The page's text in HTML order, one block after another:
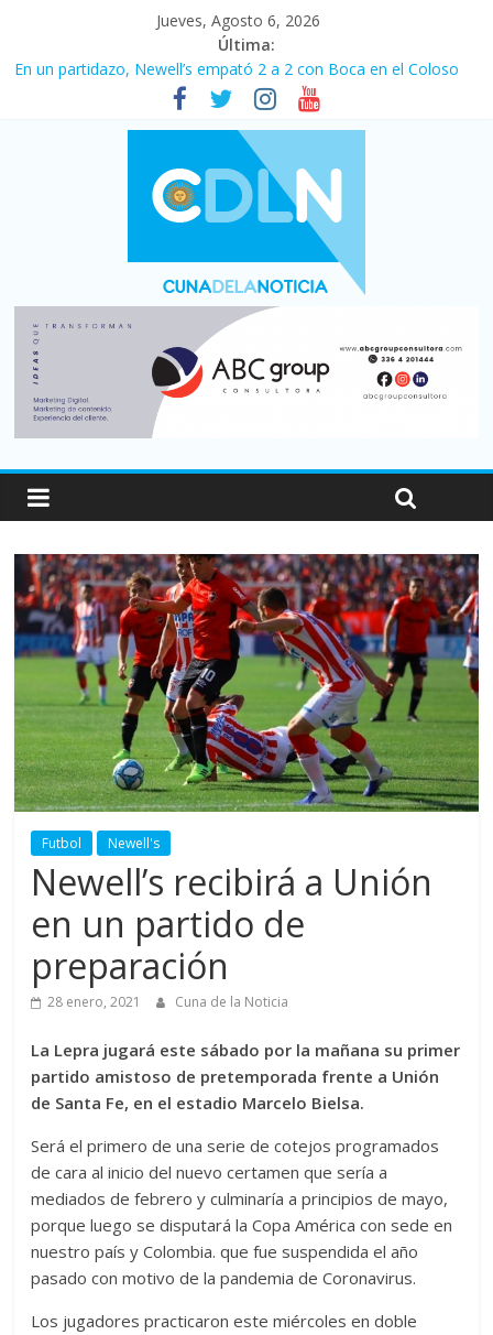
Jueves, Agosto 6, 2026
Última:
En un partidazo, Newell’s empató 2 a 2 con Boca en el Coloso
Vacaciones de invierno con más movimiento y consumo
turístico: 4,6 millones de personas viajaron por el país, un 5,9%
Fuerte caída de la venta de autos usados en julio: bajó un 12,6%
Central venció 1 a 0 al River de Coudet en el Monumental
Pullaro mejora sus relaciones con el Gobierno nacional
Futbol Newell's
Newell’s recibirá a Unión
en un partido de
preparación
28 enero, 2021 Cuna de la Noticia
La Lepra jugará este sábado por la mañana su primer
partido amistoso de pretemporada frente a Unión
de Santa Fe, en el estadio Marcelo Bielsa.
Será el primero de una serie de cotejos programados
de cara al inicio del nuevo certamen que sería a
mediados de febrero y culminaría a principios de mayo,
porque luego se disputará la Copa América con sede en
nuestro país y Colombia. que fue suspendida el año
pasado con motivo de la pandemia de Coronavirus.
Los jugadores practicaron este miércoles en doble